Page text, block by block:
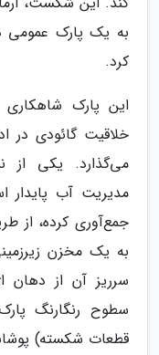
به یک پارک عمومی
کرد.
این پارک
خلاقیت گائودی در
می‌گذارد. یکی از
مدیریت آب پایدار
جمع‌آوری کرده، از
سرریز آن از
سطوح رنگارنگ
قطعات شکسته)